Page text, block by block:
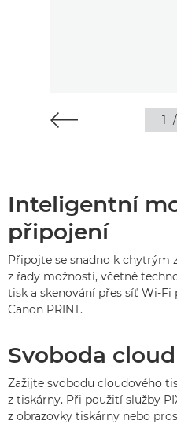
1 /
Inteligentní
připojení
Připojte se snadno k chytrým
z řady možností, včetně
tisk a skenování přes síť Wi-
Canon PRINT.
Svoboda
Zažijte svobodu cloudového
z tiskárny. Při použití služby
z obrazovky tiskárny nebo